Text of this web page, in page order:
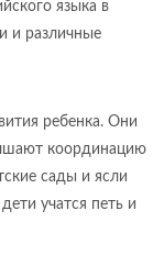
языка в
и различные
ребенка. Они
координацию
сады и ясли
учатся петь и